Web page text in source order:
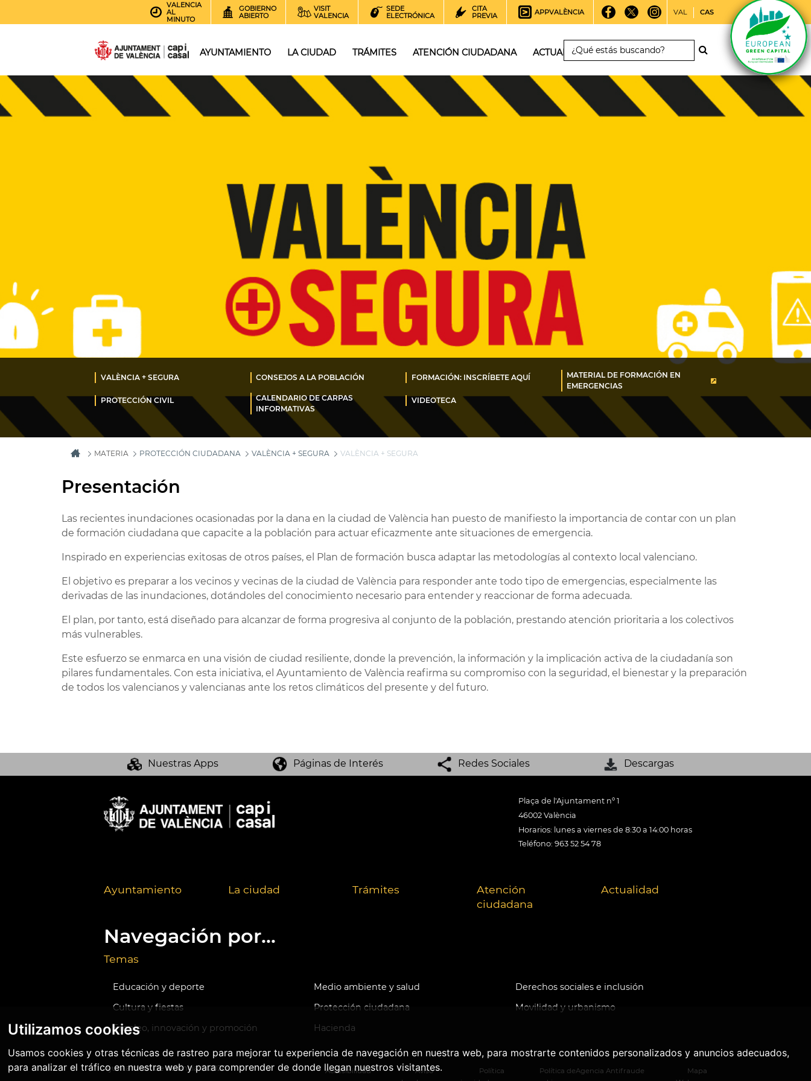
Utilizamos cookies
Usamos cookies y otras técnicas de rastreo para mejorar tu experiencia de navegación en nuestra web, para mostrarte contenidos personalizados y anuncios adecuados,
para analizar el tráfico en nuestra web y para comprender de donde llegan nuestros visitantes.
VALENCIA
AL
MINUTO
GOBIERNO
ABIERTO
VISIT
VALENCIA
SEDE
ELECTRÓNICA
CITA
PREVIA
APPVALÈNCIA VAL CAS
AYUNTAMIENTO LA CIUDAD TRÁMITES ATENCIÓN CIUDADANA ACTUALIDAD
VALÈNCIA + SEGURA CONSEJOS A LA POBLACIÓN FORMACIÓN: INSCRÍBETE AQUÍ
MATERIAL DE FORMACIÓN EN
EMERGENCIAS
PROTECCIÓN CIVIL
CALENDARIO DE CARPAS
INFORMATIVAS
VIDEOTECA
MATERIA PROTECCIÓN CIUDADANA VALÈNCIA + SEGURA VALÈNCIA + SEGURA
Presentación
Las recientes inundaciones ocasionadas por la dana en la ciudad de València han puesto de manifiesto la importancia de contar con un plan
de formación ciudadana que capacite a la población para actuar eficazmente ante situaciones de emergencia.
Inspirado en experiencias exitosas de otros países, el Plan de formación busca adaptar las metodologías al contexto local valenciano.
El objetivo es preparar a los vecinos y vecinas de la ciudad de València para responder ante todo tipo de emergencias, especialmente las
derivadas de las inundaciones, dotándoles del conocimiento necesario para entender y reaccionar de forma adecuada.
El plan, por tanto, está diseñado para alcanzar de forma progresiva al conjunto de la población, prestando atención prioritaria a los colectivos
más vulnerables.
Este esfuerzo se enmarca en una visión de ciudad resiliente, donde la prevención, la información y la implicación activa de la ciudadanía son
pilares fundamentales. Con esta iniciativa, el Ayuntamiento de València reafirma su compromiso con la seguridad, el bienestar y la preparación
de todos los valencianos y valencianas ante los retos climáticos del presente y del futuro.
Nuestras Apps Páginas de Interés Redes Sociales Descargas
Plaça de l'Ajuntament nº 1
46002 València
Horarios: lunes a viernes de 8:30 a 14:00 horas
Teléfono: 963 52 54 78
Ayuntamiento La ciudad Trámites
Atención
ciudadana
Actualidad
Navegación por...
Temas
Educación y deporte Medio ambiente y salud
Derechos sociales e inclusión
Cultura y fiestas
Protección ciudadana
Movilidad y urbanismo
Empleo, innovación y promoción
Hacienda
Ajuntament de València ©2026 Accesibilidad
Aviso
Política
Política deAgencia Antifraude
Mapa